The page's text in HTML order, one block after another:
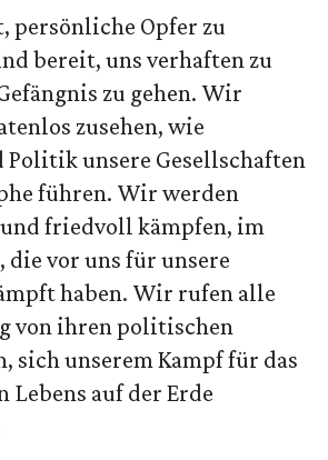
du den Inhalt laden?
IMMER LADEN
persönliche Opfer zu
bereit, uns verhaften zu
zu gehen. Wir
zusehen, wie
unsere Gesellschaften
führen. Wir werden
friedvoll kämpfen, im
die vor uns für unsere
haben. Wir rufen alle
von ihren politischen
sich unserem Kampf für das
Lebens auf der Erde